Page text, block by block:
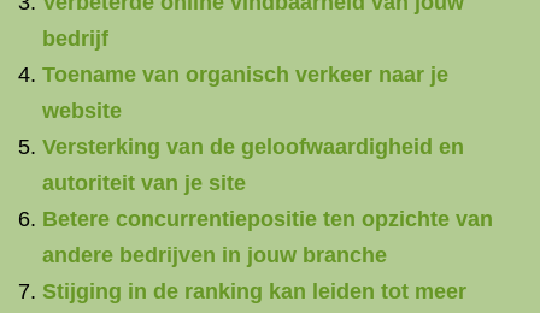
bedrijf
Toename van organisch verkeer naar je
website
Versterking van de geloofwaardigheid en
autoriteit van je site
Betere concurrentiepositie ten opzichte van
andere bedrijven in jouw branche
Stijging in de ranking kan leiden tot meer